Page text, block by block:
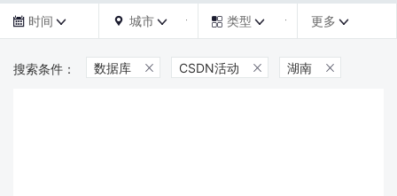
 时间   城市   类型  更多 
数据库  CSDN活动  湖南 